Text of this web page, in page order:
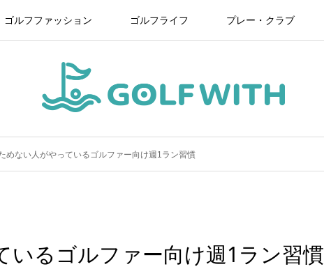
ゴルフファッション ゴルフライフ プレー・クラブ
めない人がやっているゴルファー向け週1ラン習慣
いるゴルファー向け週1ラン習慣